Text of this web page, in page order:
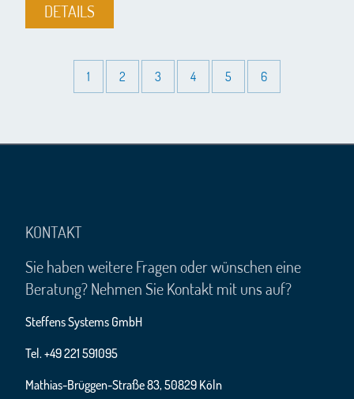
DETAILS
1 2 3 4 5 6
KONTAKT
Sie haben weitere Fragen oder wünschen eine
Beratung? Nehmen Sie Kontakt mit uns auf?
Steffens Systems GmbH
Tel. +49 221 591095
Mathias-Brüggen-Straße 83, 50829 Köln